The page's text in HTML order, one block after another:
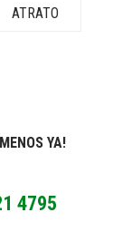
ATRATO
YA!
4795